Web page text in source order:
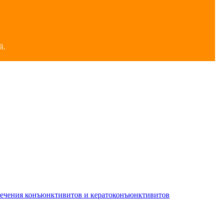
конъюнктивитов и кератоконъюнктивитов